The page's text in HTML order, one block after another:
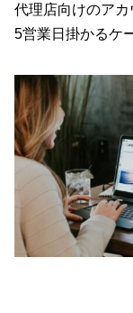
代理店向けのア
5営業日掛かるケ